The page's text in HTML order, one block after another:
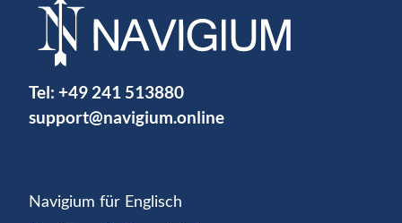
Tel: +49 241 513880
support@navigium.online
Navigium für Englisch